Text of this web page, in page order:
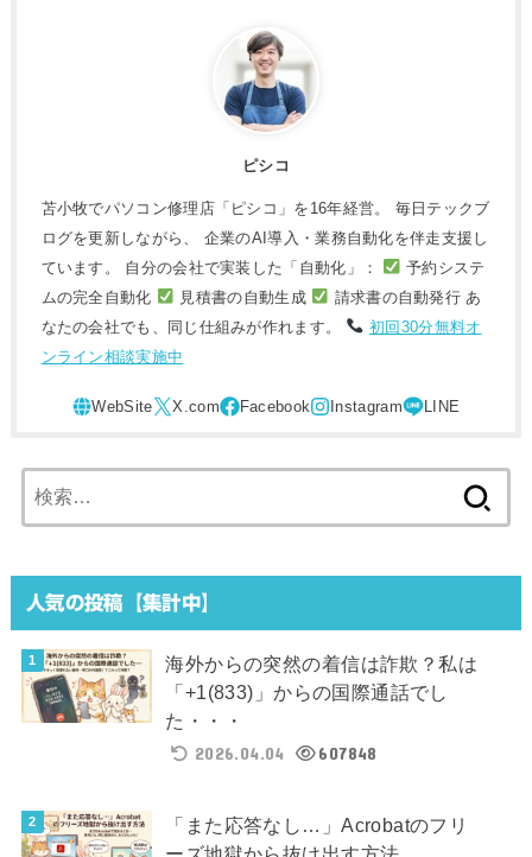
ピシコ
苫小牧でパソコン修理店「ピシコ」を16年経営。 毎日テックブ
ログを更新しながら、 企業のAI導入・業務自動化を伴走支援し
ています。 自分の会社で実装した「自動化」：
予約システ
ムの完全自動化
見積書の自動生成
請求書の自動発行 あ
なたの会社でも、同じ仕組みが作れます。
初回30分無料オ
ンライン相談実施中
索:
人気の投稿【集計中】
海外からの突然の着信は詐欺？私は
「+1(833)」からの国際通話でし
た・・・
2026.04.04
607848
「また応答なし…」Acrobatのフリ